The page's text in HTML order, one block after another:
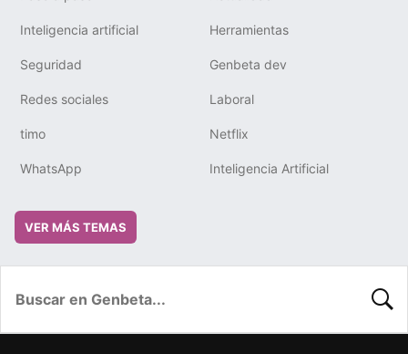
Inteligencia artificial Herramientas
Seguridad Genbeta dev
Redes sociales Laboral
timo Netflix
WhatsApp Inteligencia Artificial
VER MÁS TEMAS